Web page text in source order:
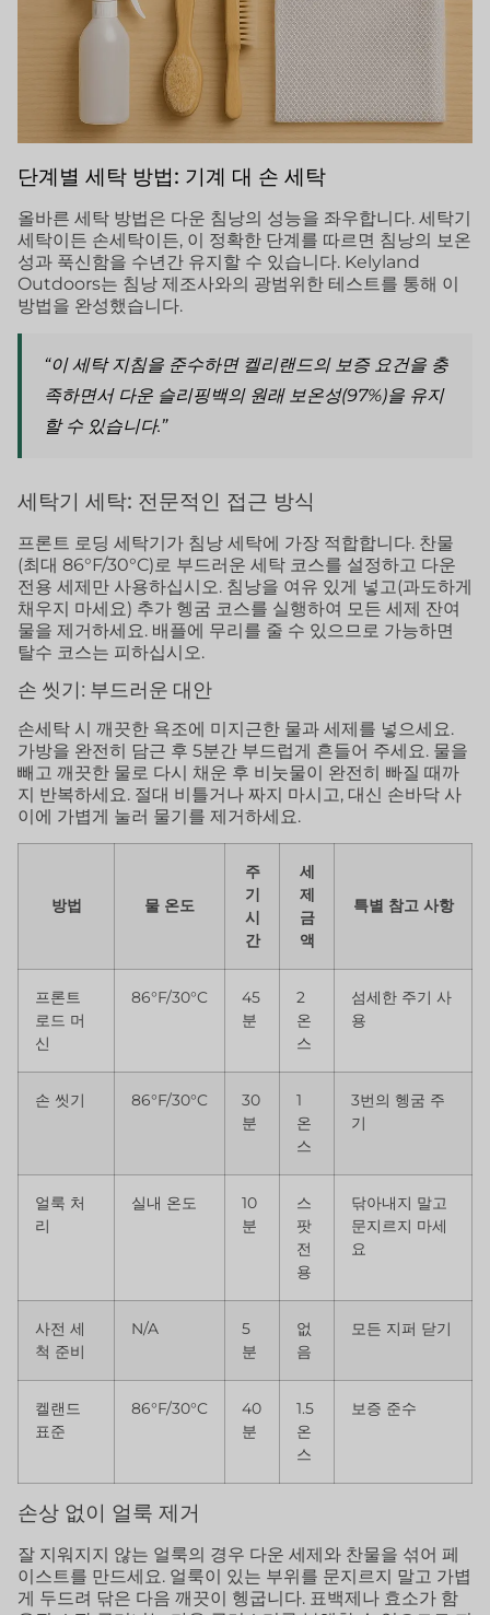
단계별 세탁 방법: 기계 대 손 세탁
올바른 세탁 방법은 다운 침낭의 성능을 좌우합니다. 세탁기
세탁이든 손세탁이든, 이 정확한 단계를 따르면 침낭의 보온
성과 푹신함을 수년간 유지할 수 있습니다. Kelyland
Outdoors는 침낭 제조사와의 광범위한 테스트를 통해 이
방법을 완성했습니다.
“이 세탁 지침을 준수하면 켈리랜드의 보증 요건을 충
족하면서 다운 슬리핑백의 원래 보온성(97%)을 유지
할 수 있습니다.”
세탁기 세탁: 전문적인 접근 방식
프론트 로딩 세탁기가 침낭 세탁에 가장 적합합니다. 찬물
(최대 86°F/30°C)로 부드러운 세탁 코스를 설정하고 다운
전용 세제만 사용하십시오. 침낭을 여유 있게 넣고(과도하게
채우지 마세요) 추가 헹굼 코스를 실행하여 모든 세제 잔여
물을 제거하세요. 배플에 무리를 줄 수 있으므로 가능하면
탈수 코스는 피하십시오.
손 씻기: 부드러운 대안
손세탁 시 깨끗한 욕조에 미지근한 물과 세제를 넣으세요.
가방을 완전히 담근 후 5분간 부드럽게 흔들어 주세요. 물을
빼고 깨끗한 물로 다시 채운 후 비눗물이 완전히 빠질 때까
지 반복하세요. 절대 비틀거나 짜지 마시고, 대신 손바닥 사
이에 가볍게 눌러 물기를 제거하세요.
방법 물 온도
주
기
시
간
세
제
금
액
특별 참고 사항
프론트
로드 머
신
86°F/30°C
45
분
2
온
스
섬세한 주기 사
용
손 씻기 86°F/30°C
30
분
1
온
스
3번의 헹굼 주
기
얼룩 처
리
실내 온도
10
분
스
팟
전
용
닦아내지 말고
문지르지 마세
요
사전 세
척 준비
N/A
5
분
없
음
모든 지퍼 닫기
켈랜드
표준
86°F/30°C
40
분
1.5
온
스
보증 준수
손상 없이 얼룩 제거
잘 지워지지 않는 얼룩의 경우 다운 세제와 찬물을 섞어 페
이스트를 만드세요. 얼룩이 있는 부위를 문지르지 말고 가볍
게 두드려 닦은 다음 깨끗이 헹굽니다. 표백제나 효소가 함